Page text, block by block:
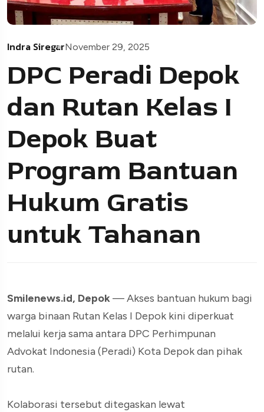
Indra SiregarNovember 29, 2025
DPC Peradi Depok
dan Rutan Kelas I
Depok Buat
Program Bantuan
Hukum Gratis
untuk Tahanan
Smilenews.id, Depok— Akses bantuan hukum bagi
warga binaan Rutan Kelas I Depok kini diperkuat
melalui kerja sama antara DPC Perhimpunan
Advokat Indonesia (Peradi) Kota Depok dan pihak
rutan.
Kolaborasi tersebut ditegaskan lewat